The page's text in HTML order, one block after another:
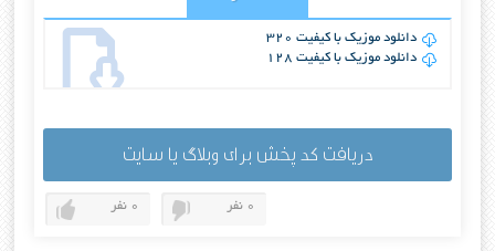
دانلود موزیک با کیفیت 320
دانلود موزیک با کیفیت 128
دریافت کد پخش برای وبلاگ یا سایت
0 نفر 0 نفر